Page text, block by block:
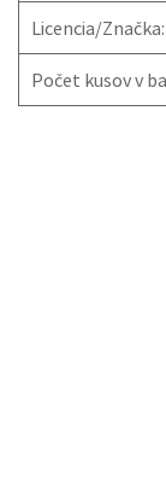
Licencia/Značka:
Počet kusov v